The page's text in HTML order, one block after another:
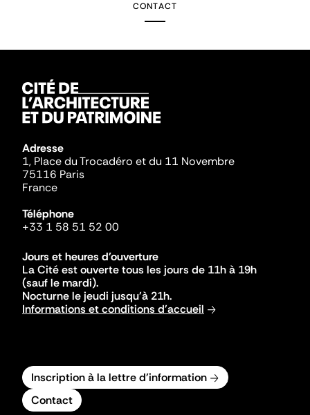
CONTACT
Adresse
1, Place du Trocadéro et du 11 Novembre
75116 Paris
France
Téléphone
+33 1 58 51 52 00
Jours et heures d'ouverture
La Cité est ouverte tous les jours de 11h à 19h
(sauf le mardi).
Nocturne le jeudi jusqu'à 21h.
Informations et conditions d'accueil
Inscription à la lettre d'information
Contact